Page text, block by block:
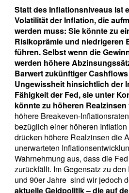
Statt des Inflationsniveaus ist
Volatilität der Inflation, die
werden muss: Sie könnte zu
Risikoprämie und niedrigeren
führen. Selbst wenn die
werden höhere
Barwert zukünftiger
Ungewissheit hinsichtlich der
Fähigkeit der Fed, sie unter
könnte zu höheren
höhere Breakeven-
bezüglich einer höheren
drücken höhere Realzinsen die
unerwarteten
Wahrnehmung aus, dass die
zurückfällt. Im Gegensatz zu
und 90er Jahre sind wir jedoch
aktuelle Geldpolitik – die auf